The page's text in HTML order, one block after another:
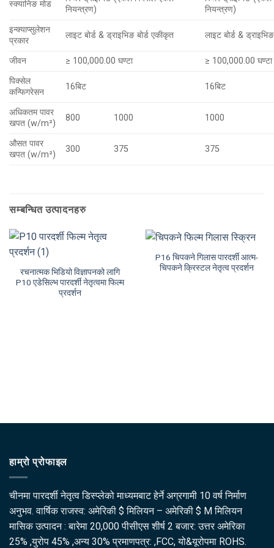
स्क्यानिङ मोड
नियन्त्रण)
नियन्त्रण)
इन्क्याप्सुलेशन
प्रकार
लाइट बोर्ड & ड्राइभिङ बोर्ड एकीकृत लाइट बोर्ड &
जीवन ≥ 100,000.00 घण्टा
≥ 100,000.00 घण्टा
पिक्सेल
कन्फिगरेसन
16बिट 16बिट
अधिकतम पावर
खपत (w/m²)
800 1000 1000
औसत पावर
खपत (w/m²)
300 375 375
सम्बन्धित उत्पादनहरु
रचनात्मक भिडियो विज्ञापनको लागि
P10 एडेसिल्भ पारदर्शी नेतृत्वमा फिल्म
प्रदर्शन
P16 चिपकने गिलास पारदर्शी आत्म-
चिपकने क्रिस्टल नेतृत्व प्रदर्शन
हाम्रो प्रोफाइल
चीनमा पारदर्शी नेतृत्व डिस्प्लेको माध्यमबाट हेर्ने अग्रगामी 10 वर्ष निर्माण
अनुभव. वार्षिक राजस्व: अमेरिकी $ मिलियन – अमेरिकी $ M मिलियन
मासिक उत्पादन : बारेमा 20,000 पीसीएस शीर्ष 2 बजार: उत्तर अमेरिका
25% ,युरोप 45% ,अन्य 30% प्रमाणपत्र: ,FCC, यो&यूरोपमा ROHS.